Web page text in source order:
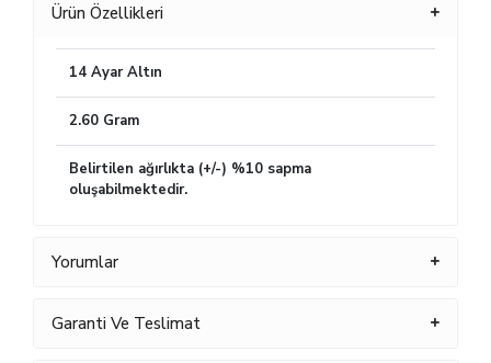
Ürün Özellikleri
14 Ayar Altın
2.60 Gram
Belirtilen ağırlıkta (+/-) %10 sapma
oluşabilmektedir.
Yorumlar
Garanti Ve Teslimat